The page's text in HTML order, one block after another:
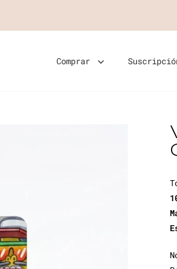
Comprar